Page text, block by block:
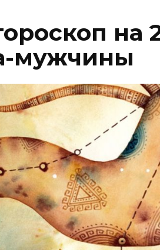
на
мужчины